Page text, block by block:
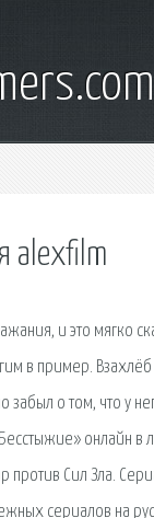
alexfilm
и это мягко
в пример.
забыл о том, что у
онлайн
против Сил Зла.
сериалов на